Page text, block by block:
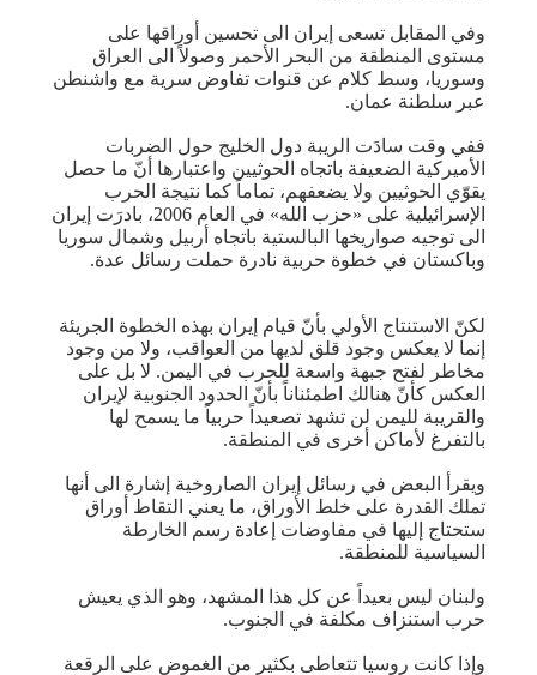
وفي المقابل تسعى إيران الى تحسين أوراقها على
مستوى المنطقة من البحر الأحمر وصولاً الى العراق
وسوريا، وسط كلام عن قنوات تفاوض سرية مع واشنطن
عبر سلطنة عمان.
ففي وقت سادَت الريبة دول الخليج حول الضربات
الأميركية الضعيفة باتجاه الحوثيين واعتبارها أنّ ما حصل
يقوّي الحوثيين ولا يضعفهم، تماماً كما نتيجة الحرب
الإسرائيلية على «حزب الله» في العام 2006، بادرَت إيران
الى توجيه صواريخها البالستية باتجاه أربيل وشمال سوريا
وباكستان في خطوة حربية نادرة حملت رسائل عدة.
لكنّ الاستنتاج الأولي بأنّ قيام إيران بهذه الخطوة الجريئة
إنما لا يعكس وجود قلق لديها من العواقب، ولا من وجود
مخاطر لفتح جبهة واسعة للحرب في اليمن. لا بل على
العكس كأنّ هنالك اطمئناناً بأنّ الحدود الجنوبية لإيران
والقريبة لليمن لن تشهد تصعيداً حربياً ما يسمح لها
بالتفرغ لأماكن أخرى في المنطقة.
ويقرأ البعض في رسائل إيران الصاروخية إشارة الى أنها
تملك القدرة على خلط الأوراق، ما يعني التقاط أوراق
ستحتاج إليها في مفاوضات إعادة رسم الخارطة
السياسية للمنطقة.
ولبنان ليس بعيداً عن كل هذا المشهد، وهو الذي يعيش
حرب استنزاف مكلفة في الجنوب.
وإذا كانت روسيا تتعاطى بكثير من الغموض على الرقعة